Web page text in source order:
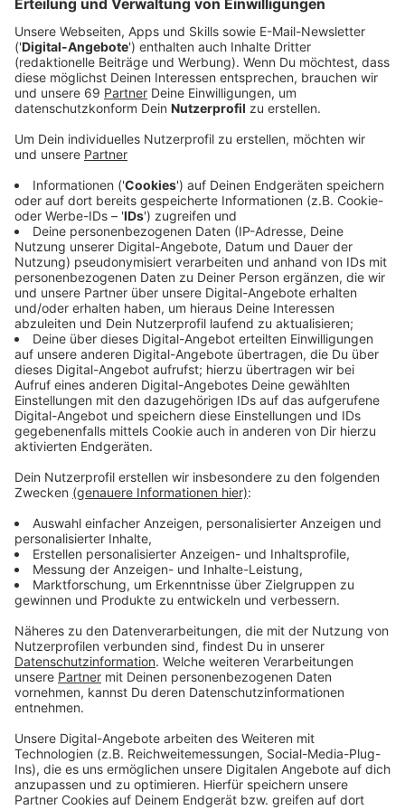
Wegen eines wichtigen Termins in Hamburg könne
Henning heute (22.06.) nicht kommen und Hot Dogs
verkaufen, sagt Inhaberin Jutta Morthorst auf
ANTENNE MÜNSTER-Anfrage. Sie geht aber davon
aus, dass der H-Blockx-Sänger am kommenden
Anzeige
Anzeige
Wehland war vergangene Woche als Hot Dog-
Verkäufer eingesprungen, nachdem die Hot Dog
Station wegen Personalmangels tageweise schließen
musste. Chefin Jutta Morthorst freut sich deshalb auf
weitere Bewerbungen.Wer sich bewerben möchte,
kann das hierper E-Mail
Vorkenntnisse nötig, die Arbeitszeit ist 10 bis 12
Stunden pro Woche, bei fairer Bezahlung und einem
Anzeige